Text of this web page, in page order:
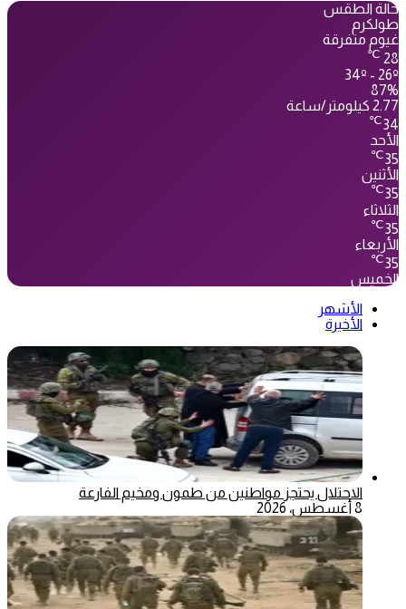
حالة الطقس
طولكرم
غيوم متفرقة
28
℃
34º - 26º
87%
2.77 كيلومتر/ساعة
34
℃
الأحد
35
℃
الأثنين
35
℃
الثلاثاء
35
℃
الأربعاء
35
℃
الخميس
الأشهر
الأخيرة
الاحتلال يحتجز مواطنين من طمون ومخيم الفارعة
8 أغسطس، 2026